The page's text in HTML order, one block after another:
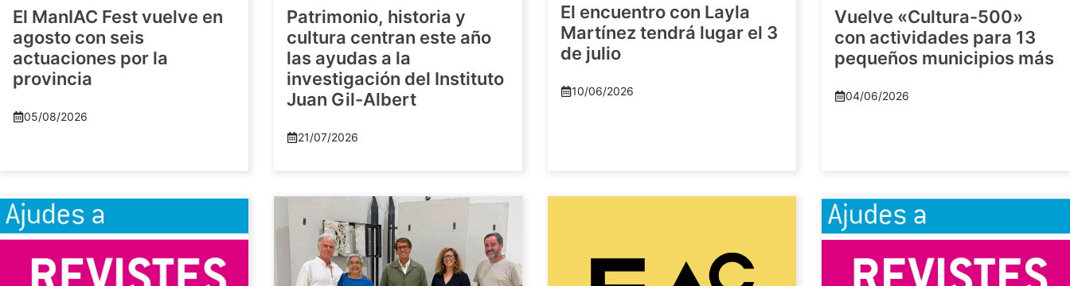
El ManIAC Fest vuelve en
agosto con seis
actuaciones por la
provincia
05/08/2026
Patrimonio, historia y
cultura centran este año
las ayudas a la
investigación del Instituto
Juan Gil-Albert
21/07/2026
El encuentro con Layla
Martínez tendrá lugar el 3
de julio
10/06/2026
Vuelve «Cultura-500»
con actividades para 13
pequeños municipios más
04/06/2026